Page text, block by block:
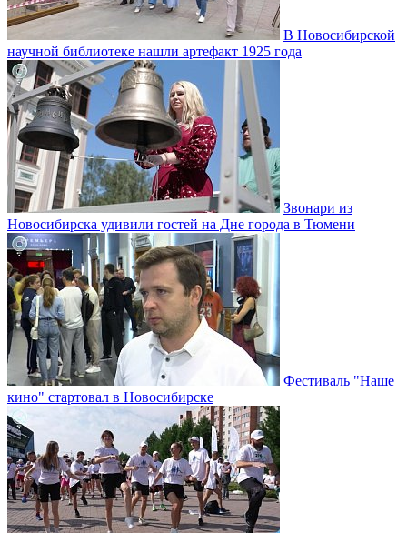
В Новосибирской
научной библиотеке нашли артефакт 1925 года
Звонари из
Новосибирска удивили гостей на Дне города в Тюмени
Фестиваль "Наше
кино" стартовал в Новосибирске